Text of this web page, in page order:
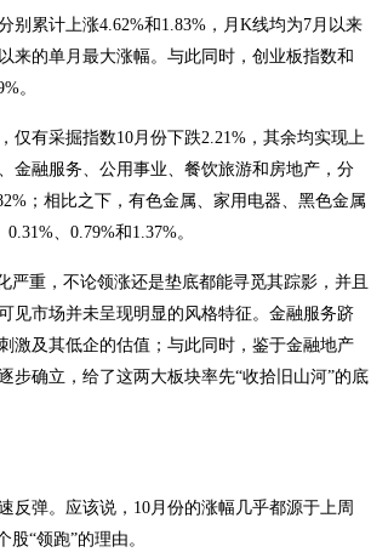
别累计上涨4.62%和1.83%，月K线均为7月以来
来的单月最大涨幅。与此同时，创业板指数和
。
仅有采掘指数10月份下跌2.21%，其余均实现上
金融服务、公用事业、餐饮旅游和房地产，分
；相比之下，有色金属、家用电器、黑色金属
、0.79%和1.37%。
严重，不论领涨还是垫底都能寻觅其踪影，并且
见市场并未呈现明显的风格特征。金融服务跻
激及其低企的估值；与此同时，鉴于金融地产
步确立，给了这两大板块率先“收拾旧山河”的底
反弹。应该说，10月份的涨幅几乎都源于上周
“领跑”的理由。